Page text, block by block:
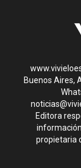
Buenos Aires,
Editora
propietaria